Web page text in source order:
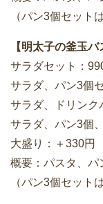
（パン3個セット
【明太子の釜玉バ
サラダセット：
サラダ、パン3個
サラダ、ドリンク
サラダ、パン3個
大盛り：＋330円
概要：パスタ、パ
（パン3個セット